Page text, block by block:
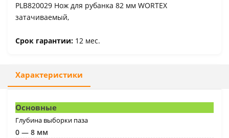
PLB820029 Нож для рубанка 82 мм WORTEX
затачиваемый,
Срок гарантии: 12 мес.
Характеристики
Основные
Глубина выборки паза
0 — 8 мм